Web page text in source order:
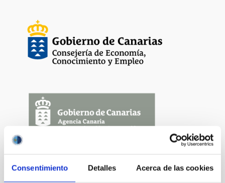
Consentimiento Detalles Acerca de las cookies